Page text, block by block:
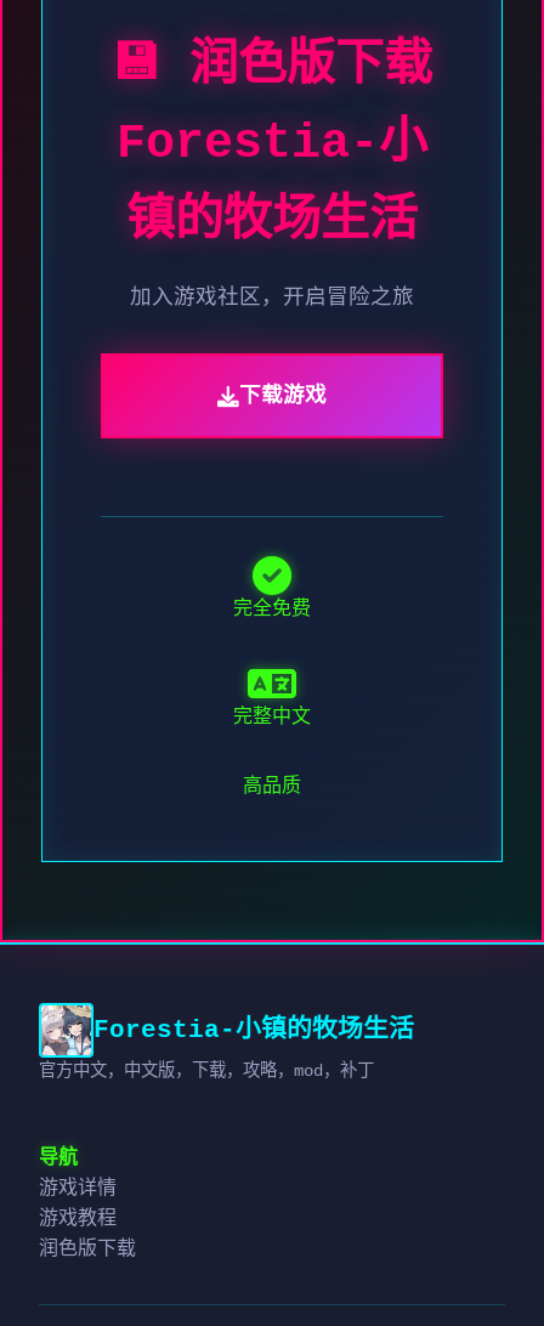
💾 润色版下载
Forestia-小
镇的牧场生活
加入游戏社区，开启冒险之旅
下载游戏
完全免费
完整中文
高品质
Forestia-小镇的牧场生活
官方中文，中文版，下载，攻略，mod，补丁
导航
游戏详情
游戏教程
润色版下载